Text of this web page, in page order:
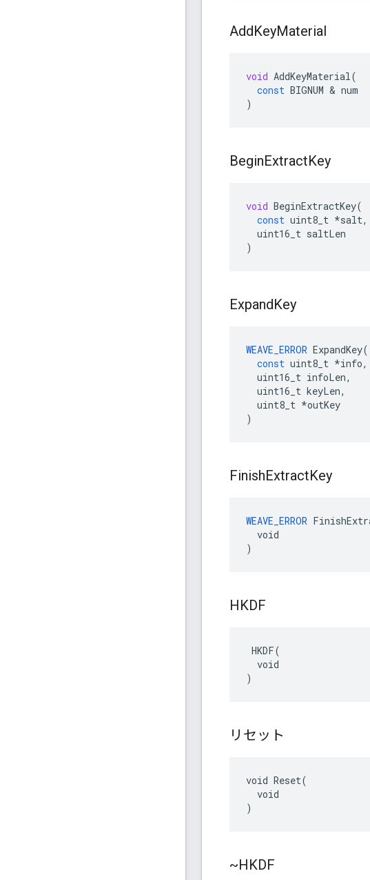
AddKeyMaterial
void AddKeyMaterial(
const BIGNUM & num
)
BeginExtractKey
void BeginExtractKey(
const uint8_t *salt,
uint16_t saltLen
)
ExpandKey
WEAVE_ERROR ExpandKey(
const uint8_t *info,
uint16_t infoLen,
uint16_t keyLen,
uint8_t *outKey
)
FinishExtractKey
WEAVE_ERROR
  void
)
HKDF
HKDF(
  void
)
リセット
void Reset(
  void
)
~HKDF